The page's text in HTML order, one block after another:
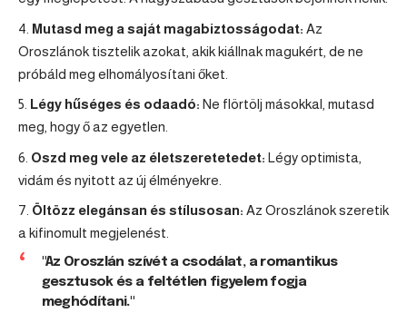
Mutasd meg a saját magabiztosságodat: Az
Oroszlánok tisztelik azokat, akik kiállnak magukért, de ne
próbáld meg elhomályosítani őket.
Légy hűséges és odaadó: Ne flörtölj másokkal, mutasd
meg, hogy ő az egyetlen.
Oszd meg vele az életszeretetedet: Légy optimista,
vidám és nyitott az új élményekre.
Öltözz elegánsan és stílusosan: Az Oroszlánok szeretik
a kifinomult megjelenést.
"Az Oroszlán szívét a csodálat, a romantikus
gesztusok és a feltétlen figyelem fogja
meghódítani."